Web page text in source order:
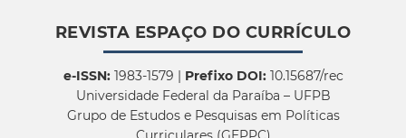
REVISTA ESPAÇO DO CURRÍCULO
e-ISSN:1983-1579 | Prefixo DOI:10.15687/rec
Universidade Federal da Paraíba – UFPB
Grupo de Estudos e Pesquisas em Políticas